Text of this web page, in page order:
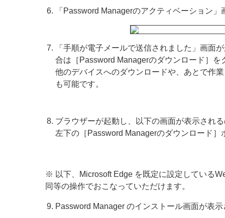
「Password Managerのアクティベーション
「手順が電子メールで送信されました」画面
合は［Password Managerのダウンロード］を
他のデバイスへのダウンロードや、あとで作
も可能です。
ブラウザーが起動し、以下の画面が表示され
左下の［Password Managerのダウンロード］
※ 以下、Microsoft Edge を既定に設定している
同等の操作でおこなっていただけます。
Password Manager のインストール画面が表